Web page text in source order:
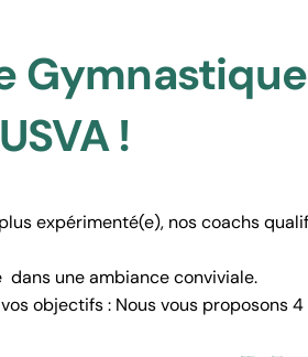
!
expérimenté(e), nos coachs
dans une ambiance conviviale.
objectifs : Nous vous proposons